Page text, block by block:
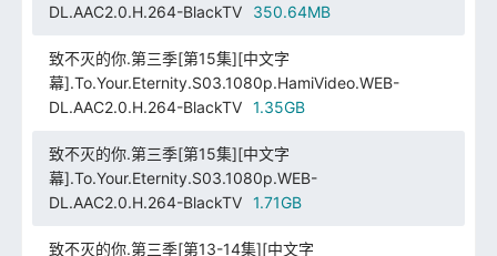
DL.AAC2.0.H.264-BlackTV
350.64MB
致不灭的你.第三季[第15集][中文字
幕].To.Your.Eternity.S03.1080p.HamiVideo.WEB-
DL.AAC2.0.H.264-BlackTV
1.35GB
致不灭的你.第三季[第15集][中文字
幕].To.Your.Eternity.S03.1080p.WEB-
DL.AAC2.0.H.264-BlackTV
1.71GB
致不灭的你.第三季[第13-14集][中文字